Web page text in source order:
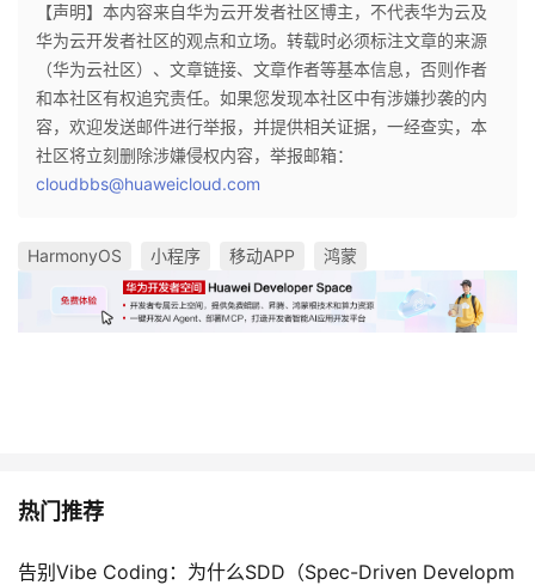
【声明】本内容来自华为云开发者社区博主，不代表华为云及
华为云开发者社区的观点和立场。转载时必须标注文章的来源
（华为云社区）、文章链接、文章作者等基本信息，否则作者
和本社区有权追究责任。如果您发现本社区中有涉嫌抄袭的内
容，欢迎发送邮件进行举报，并提供相关证据，一经查实，本
社区将立刻删除涉嫌侵权内容，举报邮箱：
cloudbbs@huaweicloud.com
HarmonyOS 小程序 移动APP 鸿蒙
热门推荐
告别Vibe Coding：为什么SDD（Spec-Driven Developm